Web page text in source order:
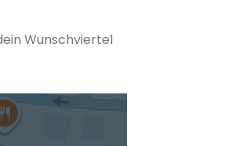
Wunschviertel